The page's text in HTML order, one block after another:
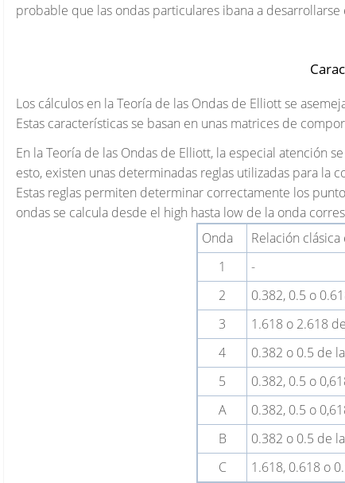
probable que las ondas particulares ibana a
Los cálculos en la Teoría de las Ondas de Elliott se
Estas características se basan en unas matrices de
En la Teoría de las Ondas de Elliott, la especial atención
esto, existen unas determinadas reglas utilizadas para la
Estas reglas permiten determinar correctamente los
ondas se calcula desde el high hasta low de la onda
Onda
Relación
1
-
2
0.382, 0.5 o
3
1.618 o 2.618
4
0.382 o 0.5 de
5
0.382, 0.5 o
A
0.382, 0.5 o
B
0.382 o 0.5 de
C
1.618, 0.618 o